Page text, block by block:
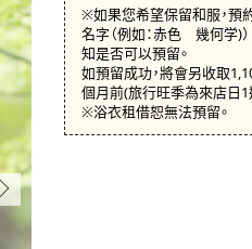
※如果您希望保留和服，預
名字（例如：赤色 幾何学)
知是否可以預留。
如預留成功，將會另收取
個月前(旅行旺季為來店日1
※浴衣租借恕無法預留。